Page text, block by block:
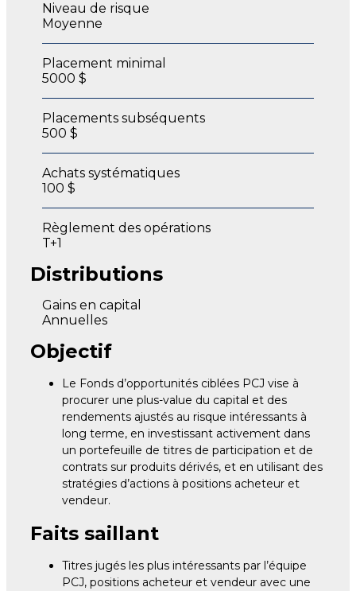
Niveau de risque
Moyenne
Placement minimal
5000 $
Placements subséquents
500 $
Achats systématiques
100 $
Règlement des opérations
T+1
Distributions
Gains en capital
Annuelles
Objectif
Le Fonds d’opportunités ciblées PCJ vise à
procurer une plus-value du capital et des
rendements ajustés au risque intéressants à
long terme, en investissant activement dans
un portefeuille de titres de participation et de
contrats sur produits dérivés, et en utilisant des
stratégies d’actions à positions acheteur et
vendeur.
Faits saillant
Titres jugés les plus intéressants par l’équipe
PCJ, positions acheteur et vendeur avec une